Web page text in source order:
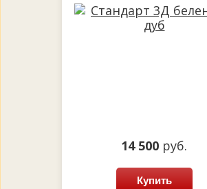
14 500 руб.
Купить